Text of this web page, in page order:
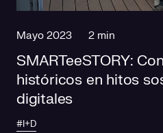
Mayo 2023 2 min
SMARTeeSTORY:
históricos en hitos
digitales
#I+D